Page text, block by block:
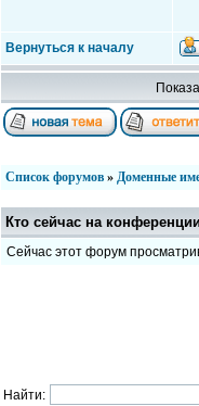
Вернуться к началу
Список форумов » Доменные
Кто сейчас на конференции
Сейчас этот форум
Найти: